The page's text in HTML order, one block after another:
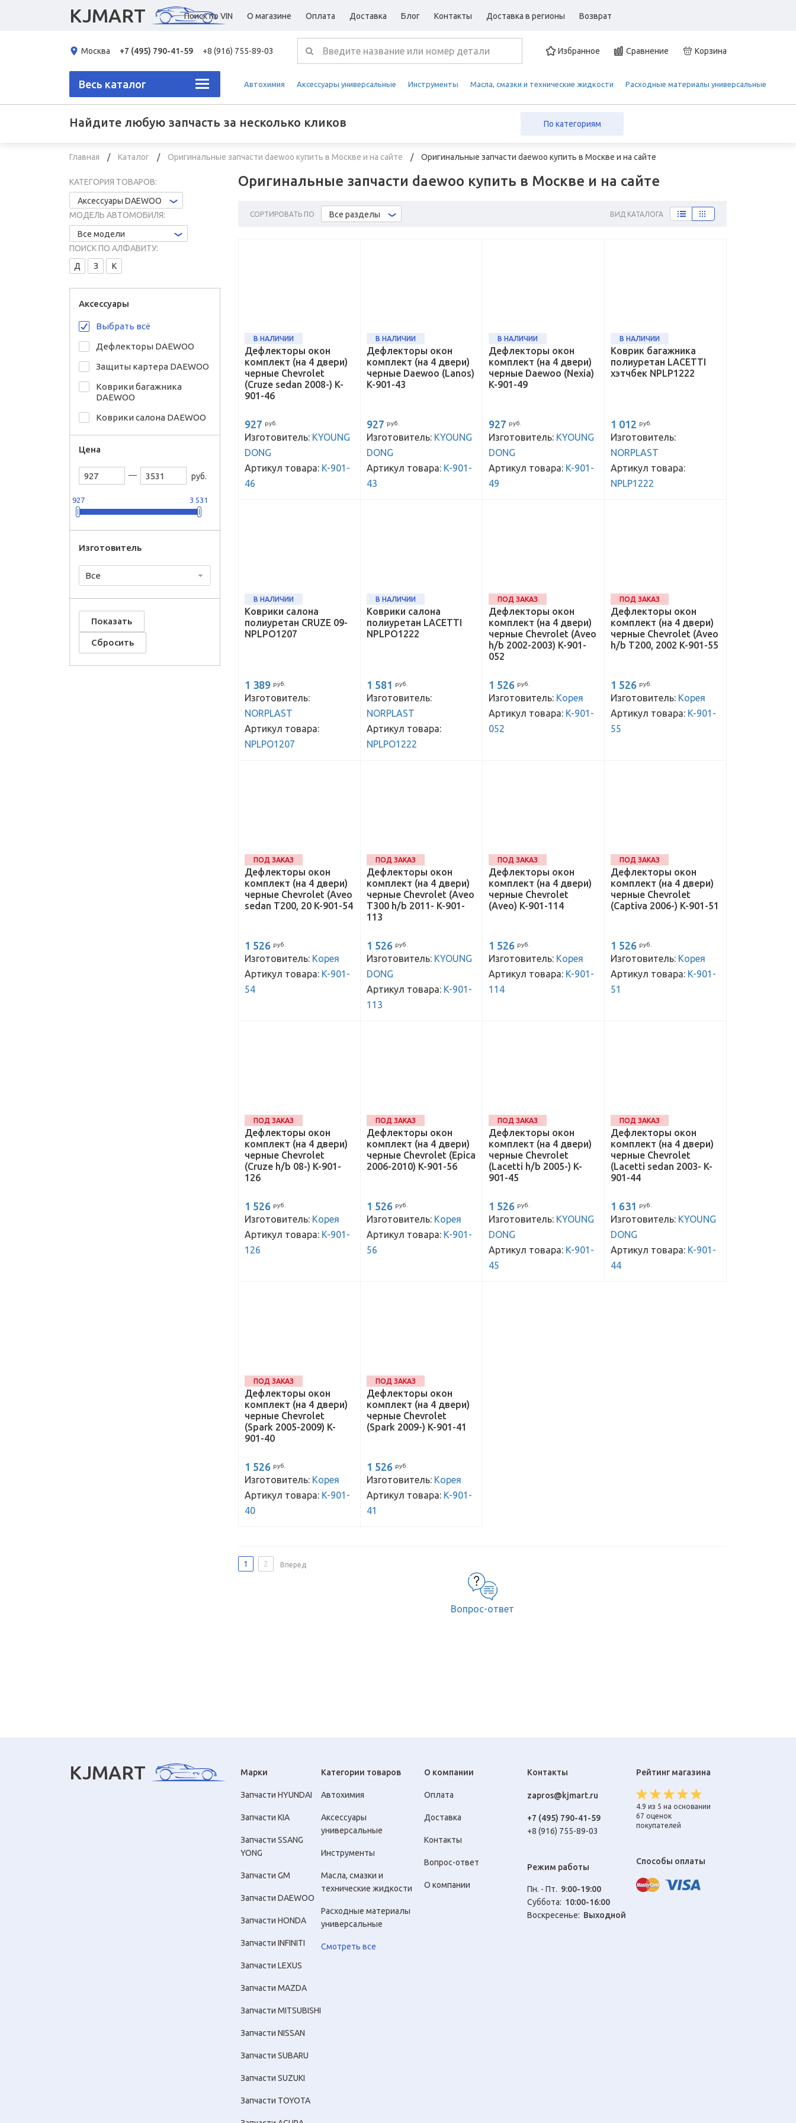
KJMART Поиск по VIN О магазине Оплата Доставка Блог Контакты Доставка в регионы Возврат
Москва +7 (495) 790-41-59 +8 (916) 755-89-03 Избранное Сравнение Корзина
Весь каталог Автохимия Аксессуары универсальные Инструменты Масла, смазки и технические жидкости Расходные материалы универсальные
Найдите любую запчасть за несколько кликов По категориям
Главная Каталог Оригинальные запчасти daewoo купить в Москве и на сайте Оригинальные запчасти daewoo купить в Москве и на сайте
Оригинальные запчасти daewoo купить в Москве и на сайте
СОРТИРОВАТЬ ПО Все разделы ВИД КАТАЛОГА
КАТЕГОРИЯ ТОВАРОВ:
Аксессуары DAEWOO
МОДЕЛЬ АВТОМОБИЛЯ:
Все модели
ПОИСК ПО АЛФАВИТУ:
Д
З К
Аксессуары
Выбрать всё
Дефлекторы DAEWOO
Защиты картера DAEWOO
Коврики багажника
DAEWOO
Коврики салона DAEWOO
Цена
руб.
927 3 531
Изготовитель
Все
В НАЛИЧИИ
Дефлекторы окон
комплект (на 4 двери)
черные Chevrolet
(Cruze sedan 2008-) K-
901-46
927 руб.
Изготовитель: KYOUNG
DONG
Артикул товара: K-901-
46
В НАЛИЧИИ
Дефлекторы окон
комплект (на 4 двери)
черные Daewoo (Lanos)
K-901-43
927 руб.
Изготовитель: KYOUNG
DONG
Артикул товара: K-901-
43
В НАЛИЧИИ
Дефлекторы окон
комплект (на 4 двери)
черные Daewoo (Nexia)
K-901-49
927 руб.
Изготовитель: KYOUNG
DONG
Артикул товара: K-901-
49
В НАЛИЧИИ
Коврик багажника
полиуретан LACETTI
хэтчбек NPLP1222
1 012 руб.
Изготовитель:
NORPLAST
Артикул товара:
NPLP1222
В НАЛИЧИИ
Коврики салона
полиуретан CRUZE 09-
NPLPO1207
1 389 руб.
Изготовитель:
NORPLAST
Артикул товара:
NPLPO1207
В НАЛИЧИИ
Коврики салона
полиуретан LACETTI
NPLPO1222
1 581 руб.
Изготовитель:
NORPLAST
Артикул товара:
NPLPO1222
ПОД ЗАКАЗ
Дефлекторы окон
комплект (на 4 двери)
черные Chevrolet (Aveo
h/b 2002-2003) K-901-
052
1 526 руб.
Изготовитель: Корея
Артикул товара: K-901-
052
ПОД ЗАКАЗ
Дефлекторы окон
комплект (на 4 двери)
черные Chevrolet (Aveo
h/b T200, 2002 K-901-55
1 526 руб.
Изготовитель: Корея
Артикул товара: K-901-
55
ПОД ЗАКАЗ
Дефлекторы окон
комплект (на 4 двери)
черные Chevrolet (Aveo
sedan T200, 20 K-901-54
1 526 руб.
Изготовитель: Корея
Артикул товара: K-901-
54
ПОД ЗАКАЗ
Дефлекторы окон
комплект (на 4 двери)
черные Chevrolet (Aveo
T300 h/b 2011- K-901-
113
1 526 руб.
Изготовитель: KYOUNG
DONG
Артикул товара: K-901-
113
ПОД ЗАКАЗ
Дефлекторы окон
комплект (на 4 двери)
черные Chevrolet
(Aveo) K-901-114
1 526 руб.
Изготовитель: Корея
Артикул товара: K-901-
114
ПОД ЗАКАЗ
Дефлекторы окон
комплект (на 4 двери)
черные Chevrolet
(Captiva 2006-) K-901-51
1 526 руб.
Изготовитель: Корея
Артикул товара: K-901-
51
ПОД ЗАКАЗ
Дефлекторы окон
комплект (на 4 двери)
черные Chevrolet
(Cruze h/b 08-) K-901-
126
1 526 руб.
Изготовитель: Корея
Артикул товара: K-901-
126
ПОД ЗАКАЗ
Дефлекторы окон
комплект (на 4 двери)
черные Chevrolet (Epica
2006-2010) K-901-56
1 526 руб.
Изготовитель: Корея
Артикул товара: K-901-
56
ПОД ЗАКАЗ
Дефлекторы окон
комплект (на 4 двери)
черные Chevrolet
(Lacetti h/b 2005-) K-
901-45
1 526 руб.
Изготовитель: KYOUNG
DONG
Артикул товара: K-901-
45
ПОД ЗАКАЗ
Дефлекторы окон
комплект (на 4 двери)
черные Chevrolet
(Lacetti sedan 2003- K-
901-44
1 631 руб.
Изготовитель: KYOUNG
DONG
Артикул товара: K-901-
44
ПОД ЗАКАЗ
Дефлекторы окон
комплект (на 4 двери)
черные Chevrolet
(Spark 2005-2009) K-
901-40
1 526 руб.
Изготовитель: Корея
Артикул товара: K-901-
40
ПОД ЗАКАЗ
Дефлекторы окон
комплект (на 4 двери)
черные Chevrolet
(Spark 2009-) K-901-41
1 526 руб.
Изготовитель: Корея
Артикул товара: K-901-
41
1 2 Вперед
Вопрос-ответ
KJMART Марки
Запчасти HYUNDAI
Запчасти KIA
Запчасти SSANG
YONG
Запчасти GM
Запчасти DAEWOO
Запчасти HONDA
Запчасти INFINITI
Запчасти LEXUS
Запчасти MAZDA
Запчасти MITSUBISHI
Запчасти NISSAN
Запчасти SUBARU
Запчасти SUZUKI
Запчасти TOYOTA
Категории товаров
Автохимия
Аксессуары
универсальные
Инструменты
Масла, смазки и
технические жидкости
Расходные материалы
универсальные
Смотреть все
О компании
Оплата
Доставка
Контакты
Вопрос-ответ
О компании
Контакты
zapros@kjmart.ru
+7 (495) 790-41-59
+8 (916) 755-89-03
Режим работы
Пн. - Пт. 9:00-19:00
Cуббота: 10:00-16:00
Воскресенье: Выходной
Рейтинг магазина
4.9 из 5 на основании
67 оценок
покупателей
Способы оплаты